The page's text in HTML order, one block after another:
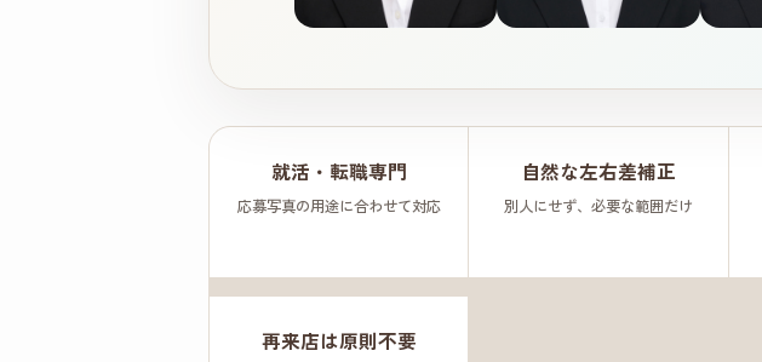
就活・転職専門
応募写真の用途に合わせて対応
自然な左右差補正
別人にせず、必要な範囲だけ
再来店は原則不要